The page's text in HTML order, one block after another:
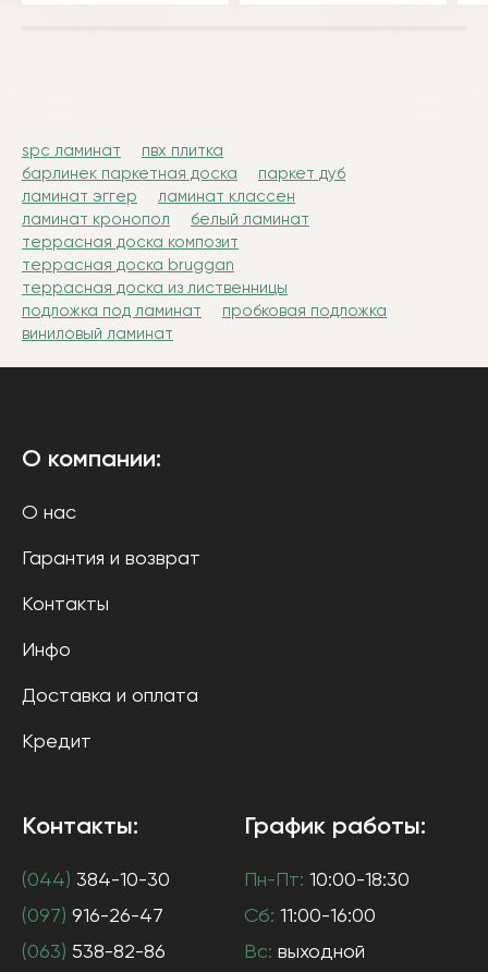
spc ламинат
пвх плитка
барлинек паркетная доска
паркет дуб
ламинат эггер
ламинат классен
ламинат кронопол
белый ламинат
террасная доска композит
террасная доска bruggan
террасная доска из лиственницы
подложка под ламинат
пробковая подложка
виниловый ламинат
О компании:
О нас
Гарантия и возврат
Контакты
Инфо
Доставка и оплата
Кредит
Контакты:
(044) 384-10-30
(097) 916-26-47
(063) 538-82-86
График работы:
Пн-Пт: 10:00-18:30
Сб: 11:00-16:00
Вс: выходной